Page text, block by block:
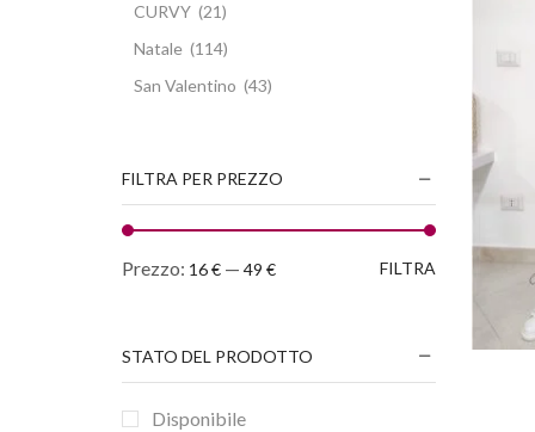
CURVY (21)
Natale (114)
San Valentino (43)
FILTRA PER PREZZO
FILTRA
Prezzo: 16 € — 49 €
STATO DEL PRODOTTO
Disponibile